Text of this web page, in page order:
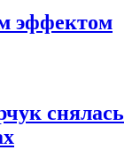
эффектом
снялась